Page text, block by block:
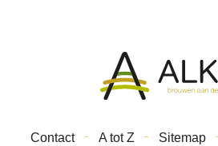
inhoud
Contact A tot Z Sitemap